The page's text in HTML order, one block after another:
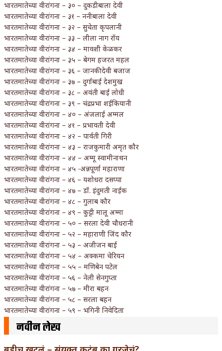
भारतमातेच्या वीरांगना – ३० – दुकडीबाला देवी
भारतमातेच्या वीरांगना – ३१ – ननीबाला देवी
भारतमातेच्या वीरांगना – ३२ – सुचेता कृपलानी
भारतमातेच्या वीरांगना – ३३ – लीला नाग रॉय
भारतमातेच्या वीरांगना – ३४ – मावशी केळकर
भारतमातेच्या वीरांगना – ३५ – बेगम हजरत महल
भारतमातेच्या वीरांगना – ३६ – जानकीदेवी बजाज
भारतमातेच्या वीरांगना – ३७ – दुर्गाबाई देशमुख
भारतमातेच्या वीरांगना – ३८ – अवंती बाई लोधी
भारतमातेच्या वीरांगना – ३९ – चंद्रप्रभा शईकियानी
भारतमातेच्या वीरांगना – ४० – अंजलाई अम्मल
भारतमातेच्या वीरांगना – ४१ – प्रभावती देवी
भारतमातेच्या वीरांगना – ४२ – पार्वती गिरी
भारतमातेच्या वीरांगना – ४३ – राजकुमारी अमृत कौर
भारतमातेच्या वीरांगना – ४४ – अम्मू स्वामीनाथन
भारतमातेच्या वीरांगना – ४५ -अन्नपूर्णा महाराणा
भारतमातेच्या वीरांगना – ४६ – यशोधरा दसप्पा
भारतमातेच्या वीरांगना – ४७ – डॉ. इंदुमती नाईक
भारतमातेच्या वीरांगना – ४८ – गुलाब कौर
भारतमातेच्या वीरांगना – ४९ – कुट्टी मालू अम्मा
भारतमातेच्या वीरांगना – ५० – सरला देवी चौधरानी
भारतमातेच्या वीरांगना – ५२ – महाराणी जिंद कौर
भारतमातेच्या वीरांगना – ५३ – अजीजन बाई
भारतमातेच्या वीरांगना – ५४ – अक्कमा चेरियन
भारतमातेच्या वीरांगना – ५५ – मणिबेन पटेल
भारतमातेच्या वीरांगना – ५६ – नेली सेनगुप्ता
भारतमातेच्या वीरांगना – ५७ – मीरा बहन
भारतमातेच्या वीरांगना – ५८ – सरला बहन
भारतमातेच्या वीरांगना – ५९ – भगिनी निवेदिता
नवीन लेख